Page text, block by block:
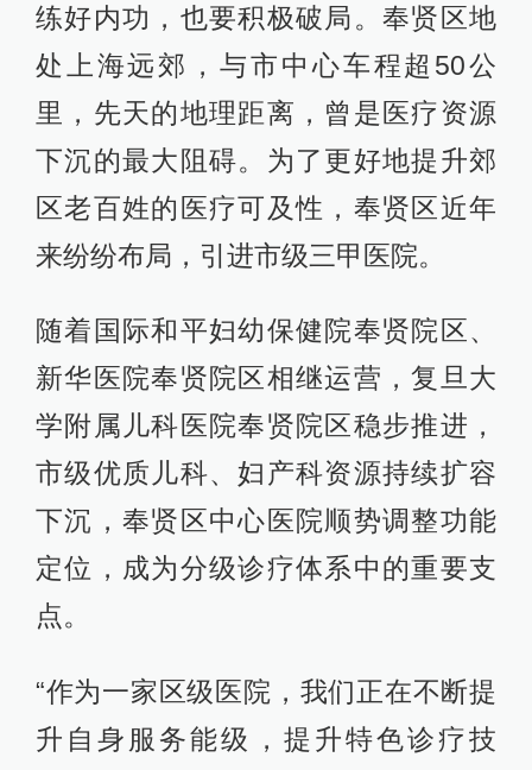
练好内功，也要积极破局。奉贤区地
处上海远郊，与市中心车程超50公
里，先天的地理距离，曾是医疗资源
下沉的最大阻碍。为了更好地提升郊
区老百姓的医疗可及性，奉贤区近年
来纷纷布局，引进市级三甲医院。
随着国际和平妇幼保健院奉贤院区、
新华医院奉贤院区相继运营，复旦大
学附属儿科医院奉贤院区稳步推进，
市级优质儿科、妇产科资源持续扩容
下沉，奉贤区中心医院顺势调整功能
定位，成为分级诊疗体系中的重要支
点。
“作为一家区级医院，我们正在不断提
升自身服务能级，提升特色诊疗技